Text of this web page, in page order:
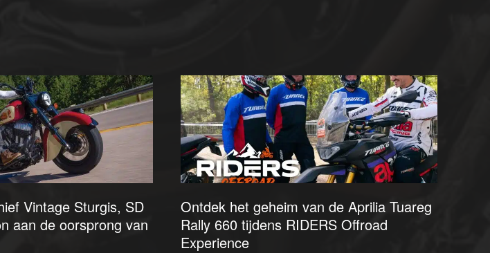
Vintage Sturgis, SD
aan de oorsprong van
Ontdek het geheim van de Aprilia Tuareg
Rally 660 tijdens RIDERS Offroad
Experience